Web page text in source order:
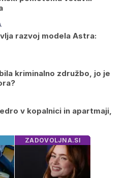
razvoj modela Astra:
kriminalno združbo, jo je
v kopalnici in apartmaji,
ZADOVOLJNA.SI